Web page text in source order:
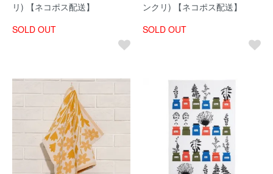
リ) 【ネコポス配送】
SOLD OUT
ンクリ) 【ネコポス配送】
SOLD OUT